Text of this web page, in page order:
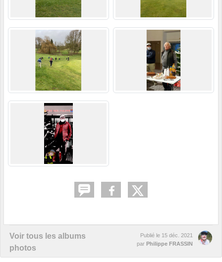
Voir tous les albums
photos
Publié le 15 déc. 2021
par Philippe FRASSIN